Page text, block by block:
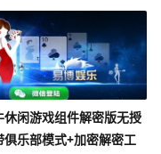
休闲游戏组件解密版无授
俱乐部模式+加密解密工